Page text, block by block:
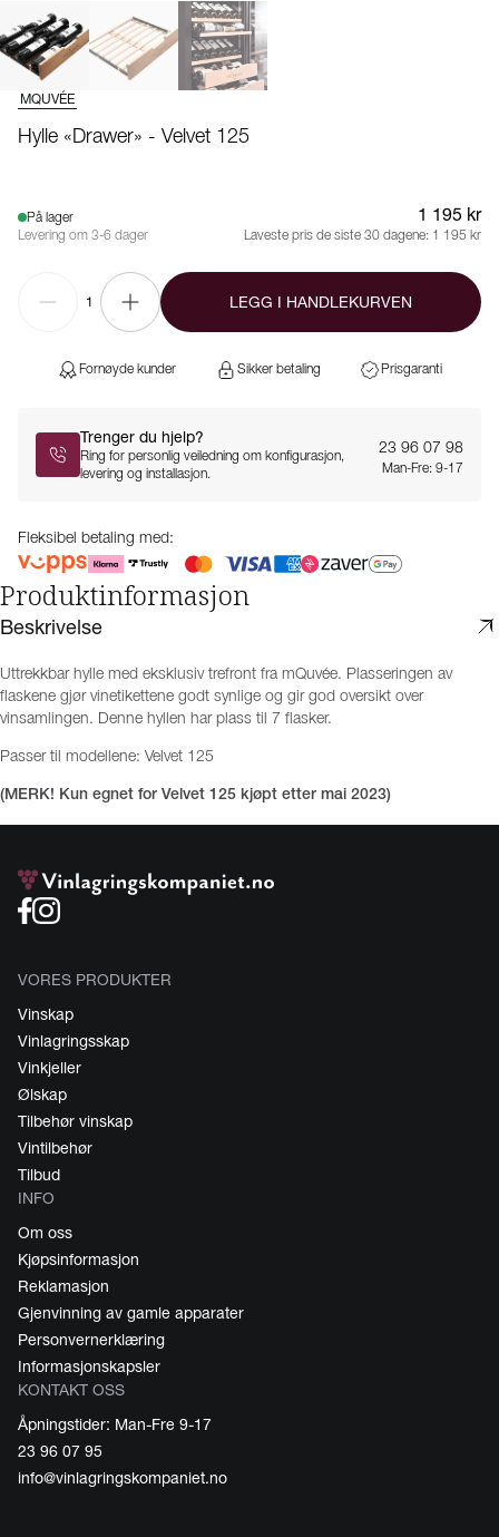
MQUVÉE
Hylle «Drawer» - Velvet 125
På lager
Levering om 3-6 dager
1 195 kr
Laveste pris de siste 30 dagene: 1 195 kr
1 LEGG I HANDLEKURVEN
Fornøyde kunder Sikker betaling Prisgaranti
Trenger du hjelp?
Ring for personlig veiledning om konfigurasjon,
levering og installasjon.
23 96 07 98
Man-Fre: 9-17
Fleksibel betaling med:
Produktinformasjon
Beskrivelse
Uttrekkbar hylle med eksklusiv trefront fra mQuvée. Plasseringen av
flaskene gjør vinetikettene godt synlige og gir god oversikt over
vinsamlingen. Denne hyllen har plass til 7 flasker.
Passer til modellene: Velvet 125
(MERK! Kun egnet for Velvet 125 kjøpt etter mai 2023)
VORES PRODUKTER
Vinskap
Vinlagringsskap
Vinkjeller
Ølskap
Tilbehør vinskap
Vintilbehør
Tilbud
INFO
Om oss
Kjøpsinformasjon
Reklamasjon
Gjenvinning av gamle apparater
Personvernerklæring
Informasjonskapsler
KONTAKT OSS
Åpningstider: Man-Fre 9-17
23 96 07 95
info@vinlagringskompaniet.no